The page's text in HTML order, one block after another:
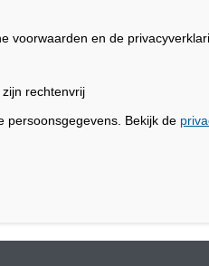
voorwaarden en de
rechtenvrij
persoonsgegevens. Bekijk de